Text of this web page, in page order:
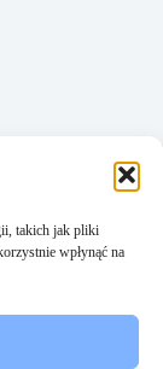
takich jak pliki
wpłynąć na